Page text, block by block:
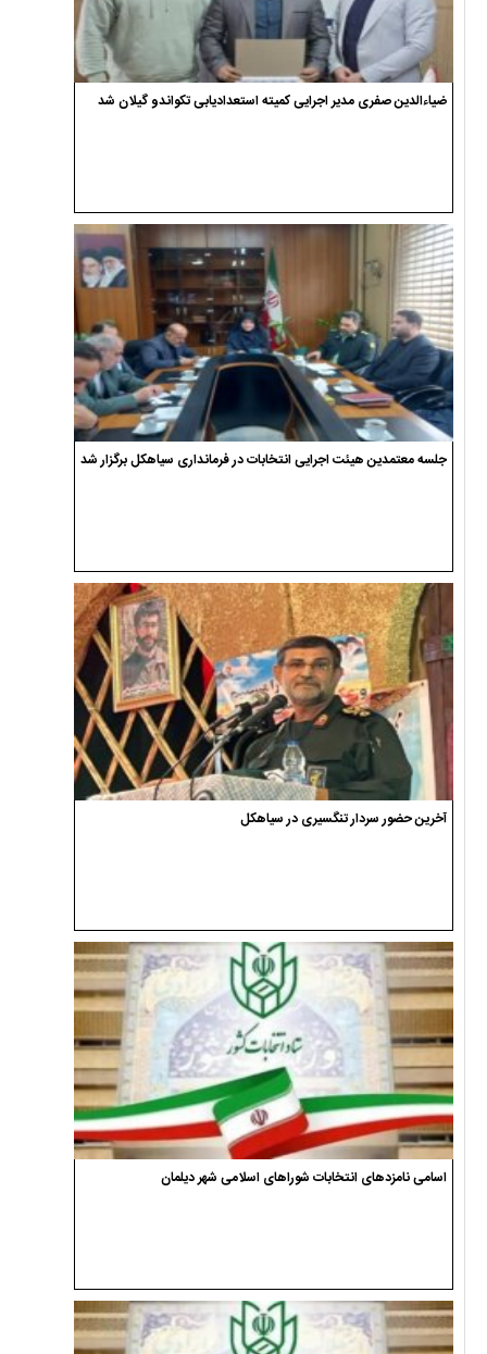
ضیاءالدین صفری مدیر اجرایی کمیته استعدادیابی تکواندو گیلان شد
جلسه معتمدین هیئت اجرایی انتخابات در فرمانداری سیاهکل برگزار شد
آخرین حضور سردار تنگسیری در سیاهکل
اسامی نامزدهای انتخابات شوراهای اسلامی شهر دیلمان